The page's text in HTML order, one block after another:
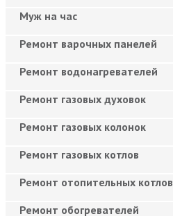
Муж на час
Ремонт варочных панелей
Ремонт водонагревателей
Ремонт газовых духовок
Ремонт газовых колонок
Ремонт газовых котлов
Ремонт отопительных котлов
Ремонт обогревателей